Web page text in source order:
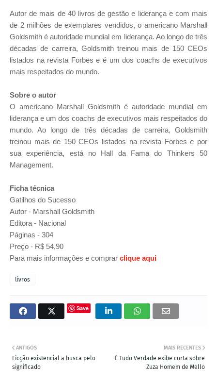
Autor de mais de 40 livros de gestão e liderança e com mais
de 2 milhões de exemplares vendidos, o americano Marshall
Goldsmith é autoridade mundial em liderança. Ao longo de três
décadas de carreira, Goldsmith treinou mais de 150 CEOs
listados na revista Forbes e é um dos coachs de executivos
mais respeitados do mundo.
Sobre o autor
O americano Marshall Goldsmith é autoridade mundial em
liderança e um dos coachs de executivos mais respeitados do
mundo. Ao longo de três décadas de carreira, Goldsmith
treinou mais de 150 CEOs listados na revista Forbes e por
sua experiência, está no Hall da Fama do Thinkers 50
Management.
Ficha técnica
Gatilhos do Sucesso
Autor - Marshall Goldsmith
Editora - Nacional
Páginas - 304
Preço - R$ 54,90
Para mais informações e comprar clique aqui
livros
Save
MAIS RECENTES
É Tudo Verdade exibe curta sobre
Zuza Homem de Mello
ANTIGOS
Ficção existencial a busca pelo
significado